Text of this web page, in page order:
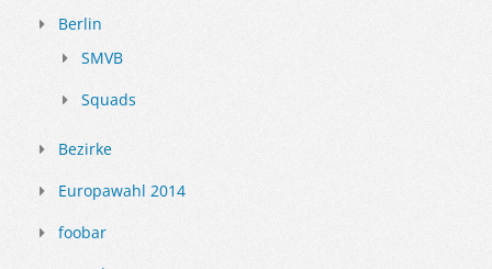
Berlin
SMVB
Squads
Bezirke
Europawahl 2014
foobar